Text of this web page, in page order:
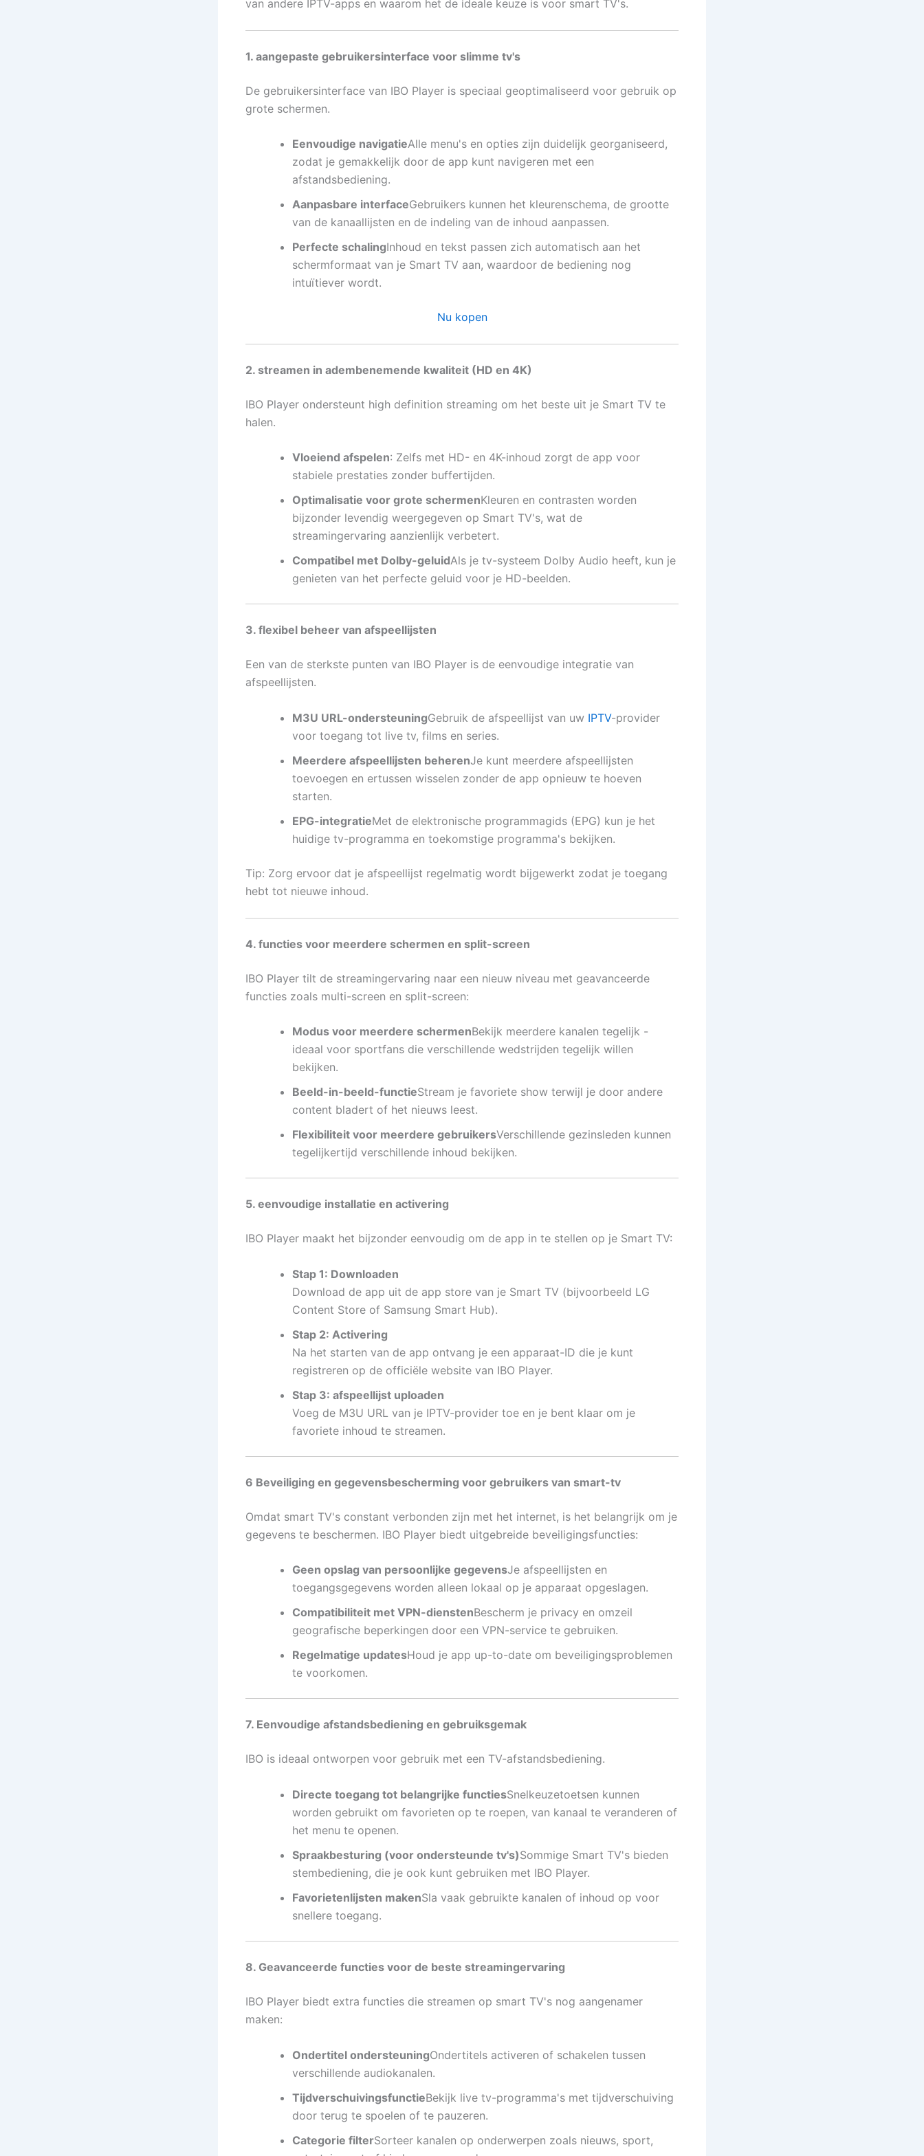
van andere IPTV-apps en waarom het de ideale keuze is voor smart TV's.
1. aangepaste gebruikersinterface voor slimme tv's
De gebruikersinterface van IBO Player is speciaal geoptimaliseerd voor gebruik op
grote schermen.
Eenvoudige navigatieAlle menu's en opties zijn duidelijk georganiseerd,
zodat je gemakkelijk door de app kunt navigeren met een
afstandsbediening.
Aanpasbare interfaceGebruikers kunnen het kleurenschema, de grootte
van de kanaallijsten en de indeling van de inhoud aanpassen.
Perfecte schalingInhoud en tekst passen zich automatisch aan het
schermformaat van je Smart TV aan, waardoor de bediening nog
intuïtiever wordt.
Nu kopen
2. streamen in adembenemende kwaliteit (HD en 4K)
IBO Player ondersteunt high definition streaming om het beste uit je Smart TV te
halen.
Vloeiend afspelen: Zelfs met HD- en 4K-inhoud zorgt de app voor
stabiele prestaties zonder buffertijden.
Optimalisatie voor grote schermenKleuren en contrasten worden
bijzonder levendig weergegeven op Smart TV's, wat de
streamingervaring aanzienlijk verbetert.
Compatibel met Dolby-geluidAls je tv-systeem Dolby Audio heeft, kun je
genieten van het perfecte geluid voor je HD-beelden.
3. flexibel beheer van afspeellijsten
Een van de sterkste punten van IBO Player is de eenvoudige integratie van
afspeellijsten.
M3U URL-ondersteuningGebruik de afspeellijst van uw IPTV-provider
voor toegang tot live tv, films en series.
Meerdere afspeellijsten beherenJe kunt meerdere afspeellijsten
toevoegen en ertussen wisselen zonder de app opnieuw te hoeven
starten.
EPG-integratieMet de elektronische programmagids (EPG) kun je het
huidige tv-programma en toekomstige programma's bekijken.
Tip: Zorg ervoor dat je afspeellijst regelmatig wordt bijgewerkt zodat je toegang
hebt tot nieuwe inhoud.
4. functies voor meerdere schermen en split-screen
IBO Player tilt de streamingervaring naar een nieuw niveau met geavanceerde
functies zoals multi-screen en split-screen:
Modus voor meerdere schermenBekijk meerdere kanalen tegelijk -
ideaal voor sportfans die verschillende wedstrijden tegelijk willen
bekijken.
Beeld-in-beeld-functieStream je favoriete show terwijl je door andere
content bladert of het nieuws leest.
Flexibiliteit voor meerdere gebruikersVerschillende gezinsleden kunnen
tegelijkertijd verschillende inhoud bekijken.
5. eenvoudige installatie en activering
IBO Player maakt het bijzonder eenvoudig om de app in te stellen op je Smart TV:
Stap 1: Downloaden
Download de app uit de app store van je Smart TV (bijvoorbeeld LG
Content Store of Samsung Smart Hub).
Stap 2: Activering
Na het starten van de app ontvang je een apparaat-ID die je kunt
registreren op de officiële website van IBO Player.
Stap 3: afspeellijst uploaden
Voeg de M3U URL van je IPTV-provider toe en je bent klaar om je
favoriete inhoud te streamen.
6 Beveiliging en gegevensbescherming voor gebruikers van smart-tv
Omdat smart TV's constant verbonden zijn met het internet, is het belangrijk om je
gegevens te beschermen. IBO Player biedt uitgebreide beveiligingsfuncties:
Geen opslag van persoonlijke gegevensJe afspeellijsten en
toegangsgegevens worden alleen lokaal op je apparaat opgeslagen.
Compatibiliteit met VPN-dienstenBescherm je privacy en omzeil
geografische beperkingen door een VPN-service te gebruiken.
Regelmatige updatesHoud je app up-to-date om beveiligingsproblemen
te voorkomen.
7. Eenvoudige afstandsbediening en gebruiksgemak
IBO is ideaal ontworpen voor gebruik met een TV-afstandsbediening.
Directe toegang tot belangrijke functiesSnelkeuzetoetsen kunnen
worden gebruikt om favorieten op te roepen, van kanaal te veranderen of
het menu te openen.
Spraakbesturing (voor ondersteunde tv's)Sommige Smart TV's bieden
stembediening, die je ook kunt gebruiken met IBO Player.
Favorietenlijsten makenSla vaak gebruikte kanalen of inhoud op voor
snellere toegang.
8. Geavanceerde functies voor de beste streamingervaring
IBO Player biedt extra functies die streamen op smart TV's nog aangenamer
maken:
Ondertitel ondersteuningOndertitels activeren of schakelen tussen
verschillende audiokanalen.
TijdverschuivingsfunctieBekijk live tv-programma's met tijdverschuiving
door terug te spoelen of te pauzeren.
Categorie filterSorteer kanalen op onderwerpen zoals nieuws, sport,